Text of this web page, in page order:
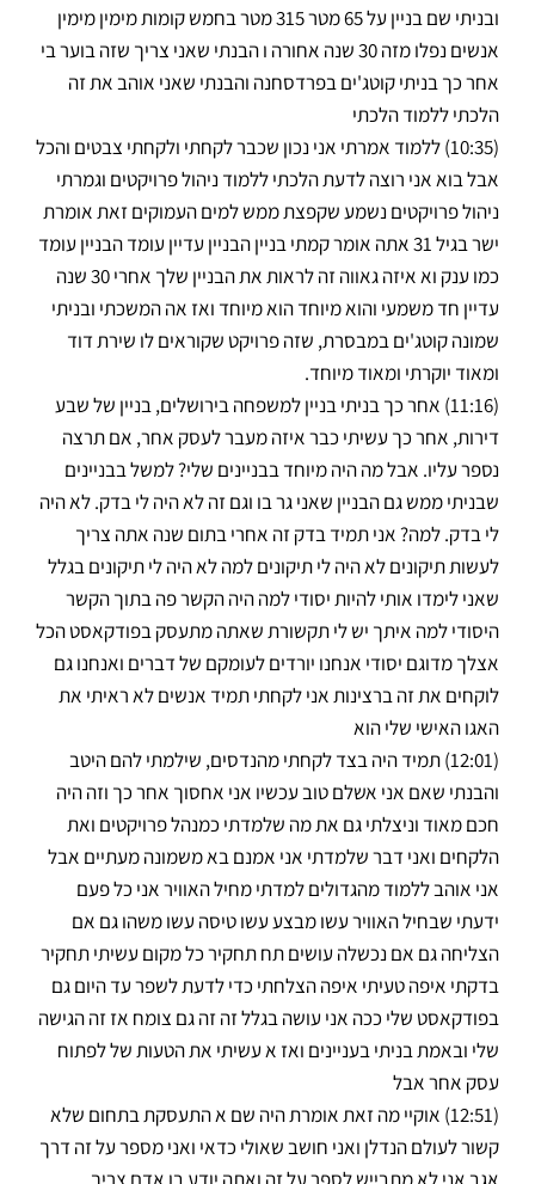
ובניתי שם בניין על 65 מטר 315 מטר בחמש קומות מימין מימין
אנשים נפלו מזה 30 שנה אחורה ו הבנתי שאני צריך שזה בוער בי
אחר כך בניתי קוטג'ים בפרדסחנה והבנתי שאני אוהב את זה
הלכתי ללמוד הלכתי
(10:35) ללמוד אמרתי אני נכון שכבר לקחתי ולקחתי צבטים והכל
אבל בוא אני רוצה לדעת הלכתי ללמוד ניהול פרויקטים וגמרתי
ניהול פרויקטים נשמע שקפצת ממש למים העמוקים זאת אומרת
ישר בגיל 31 אתה אומר קמתי בניין הבניין עדיין עומד הבניין עומד
כמו ענק וא איזה גאווה זה לראות את הבניין שלך אחרי 30 שנה
עדיין חד משמעי והוא מיוחד הוא מיוחד ואז אה המשכתי ובניתי
שמונה קוטג'ים במבסרת, שזה פרויקט שקוראים לו שירת דוד
ומאוד יוקרתי ומאוד מיוחד.
(11:16) אחר כך בניתי בניין למשפחה בירושלים, בניין של שבע
דירות, אחר כך עשיתי כבר איזה מעבר לעסק אחר, אם תרצה
נספר עליו. אבל מה היה מיוחד בבניינים שלי? למשל בבניינים
שבניתי ממש גם הבניין שאני גר בו וגם זה לא היה לי בדק. לא היה
לי בדק. למה? אני תמיד בדק זה אחרי בתום שנה אתה צריך
לעשות תיקונים לא היה לי תיקונים למה לא היה לי תיקונים בגלל
שאני לימדו אותי להיות יסודי למה היה הקשר פה בתוך הקשר
היסודי למה איתך יש לי תקשורת שאתה מתעסק בפודקאסט הכל
אצלך מדוגם יסודי אנחנו יורדים לעומקם של דברים ואנחנו גם
לוקחים את זה ברצינות אני לקחתי תמיד אנשים לא ראיתי את
האגו האישי שלי הוא
(12:01) תמיד היה בצד לקחתי מהנדסים, שילמתי להם היטב
והבנתי שאם אני אשלם טוב עכשיו אני אחסוך אחר כך וזה היה
חכם מאוד וניצלתי גם את מה שלמדתי כמנהל פרויקטים ואת
הלקחים ואני דבר שלמדתי אני אמנם בא משמונה מעתיים אבל
אני אוהב ללמוד מהגדולים למדתי מחיל האוויר אני כל פעם
ידעתי שבחיל האוויר עשו מבצע עשו טיסה עשו משהו גם אם
הצליחה גם אם נכשלה עושים תח תחקיר כל מקום עשיתי תחקיר
בדקתי איפה טעיתי איפה הצלחתי כדי לדעת לשפר עד היום גם
בפודקאסט שלי ככה אני עושה בגלל זה זה גם צומח אז זה הגישה
שלי ובאמת בניתי בעניינים ואז א עשיתי את הטעות של לפתוח
עסק אחר אבל
(12:51) אוקיי מה זאת אומרת היה שם א התעסקת בתחום שלא
קשור לעולם הנדלן ואני חושב שאולי כדאי ואני מספר על זה דרך